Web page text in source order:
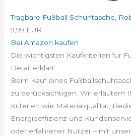
Tragbare Fußball Schuhtasche,
9,99 EUR
Bei Amazon kaufen
Die wichtigsten Kaufkriterien für
Detail erklärt
Beim Kauf eines
zu berücksichtigen. Wir erläutern
Kriterien wie Materialqualität,
Energieeffizienz und
oder erfahrener Nutzer – mit